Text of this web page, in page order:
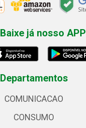
Baixe já nosso APP
Departamentos
COMUNICACAO
CONSUMO